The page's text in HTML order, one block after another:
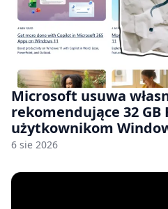
Microsoft usuwa
rekomendujące 32 GB
użytkownikom
nam przy tym
6 sie 2026